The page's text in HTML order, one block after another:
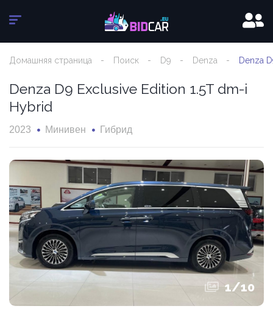
Домашняя страница Поиск D9 Denza Denza
Denza D9 Exclusive Edition 1.5T dm-i
Hybrid
2023 Минивен Гибрид
1/10